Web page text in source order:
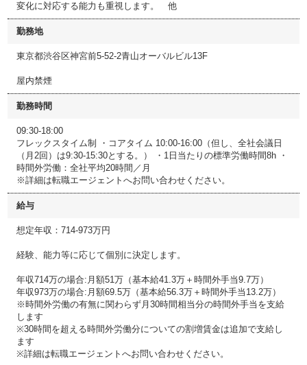
変化に対応する能力も重視します。 他
勤務地
東京都渋谷区神宮前5-52-2青山オーバルビル13F
屋内禁煙
勤務時間
09:30-18:00
フレックスタイム制 ・コアタイム 10:00-16:00（但し、全社会議日
（月2回）は9:30-15:30とする。） ・1日当たりの標準労働時間8h ・
時間外労働：全社平均20時間／月
※詳細は転職エージェントへお問い合わせください。
給与
想定年収：714-973万円
経験、能力等に応じて個別に決定します。
年収714万の場合:月額51万（基本給41.3万＋時間外手当9.7万）
年収973万の場合:月額69.5万（基本給56.3万＋時間外手当13.2万）
※時間外労働の有無に関わらず月30時間相当分の時間外手当を支給
します
※30時間を超える時間外労働分についての割増賃金は追加で支給し
ます
※詳細は転職エージェントへお問い合わせください。